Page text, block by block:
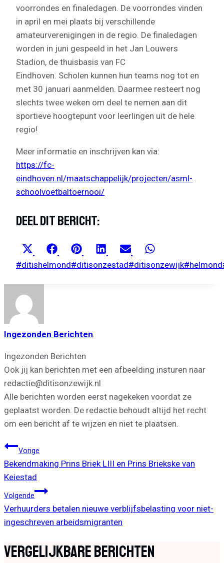
voorrondes en finaledagen. De voorrondes vinden
in april en mei plaats bij verschillende
amateurverenigingen in de regio. De finaledagen
worden in juni gespeeld in het Jan Louwers
Stadion, de thuisbasis van FC
Eindhoven. Scholen kunnen hun teams nog tot en
met 30 januari aanmelden. Daarmee resteert nog
slechts twee weken om deel te nemen aan dit
sportieve hoogtepunt voor leerlingen uit de hele
regio!
Meer informatie en inschrijven kan via:
https://fc-
eindhoven.nl/maatschappelijk/projecten/asml-
schoolvoetbaltoernooi/
Deel Dit Bericht:
SHARE
ON
(TWITTER)
SHARE
ON
FACEBOOKSHARE
ON
PINTEREST
SHARE
ON
LINKEDINSHARE
ON
EMAIL
Bericht
#ditishelmond#ditisonzestad#ditisonzewijk#helmond
Ingezonden Berichten
Ingezonden Berichten
Ook jij kan berichten met een afbeelding insturen naar
redactie@ditisonzewijk.nl
Alle berichten worden eerst nagekeken voordat ze
geplaatst worden. De redactie behoudt altijd het recht
om een bericht af te wijzen en niet te plaatsen.
Bericht
Navigatie
Vorige
Bekendmaking Prins Briek LIII en Prins Briekske van
Keiestad
Volgende
Verhuurders betalen nieuwe verblijfsbelasting voor niet-
ingeschreven arbeidsmigranten
Vergelijkbare Berichten